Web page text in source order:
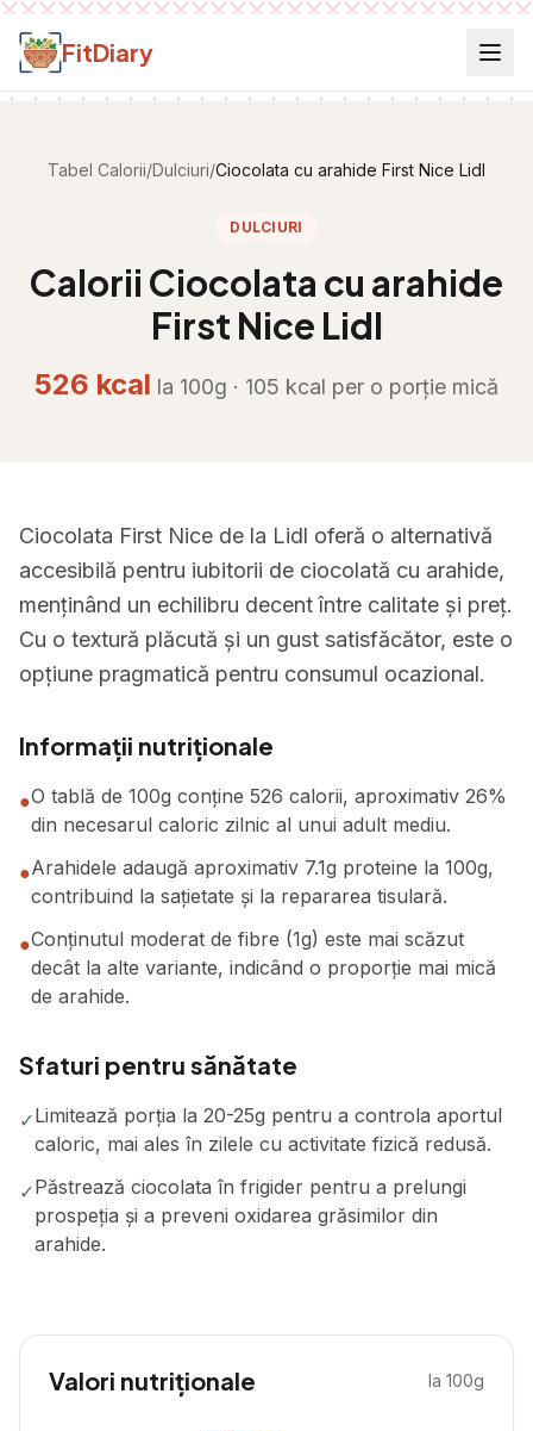
Salt la conținut
FitDiary
Tabel Calorii/Dulciuri/Ciocolata cu arahide First Nice Lidl
DULCIURI
Calorii Ciocolata cu arahide
First Nice Lidl
526 kcal la 100g · 105 kcal per o porție mică
Ciocolata First Nice de la Lidl oferă o alternativă
accesibilă pentru iubitorii de ciocolată cu arahide,
menținând un echilibru decent între calitate și preț.
Cu o textură plăcută și un gust satisfăcător, este o
opțiune pragmatică pentru consumul ocazional.
Informații nutriționale
●O tablă de 100g conține 526 calorii, aproximativ 26%
din necesarul caloric zilnic al unui adult mediu.
●Arahidele adaugă aproximativ 7.1g proteine la 100g,
contribuind la sațietate și la repararea tisulară.
●Conținutul moderat de fibre (1g) este mai scăzut
decât la alte variante, indicând o proporție mai mică
de arahide.
Sfaturi pentru sănătate
✓Limitează porția la 20-25g pentru a controla aportul
caloric, mai ales în zilele cu activitate fizică redusă.
✓Păstrează ciocolata în frigider pentru a prelungi
prospeția și a preveni oxidarea grăsimilor din
arahide.
Valori nutriționale la 100g